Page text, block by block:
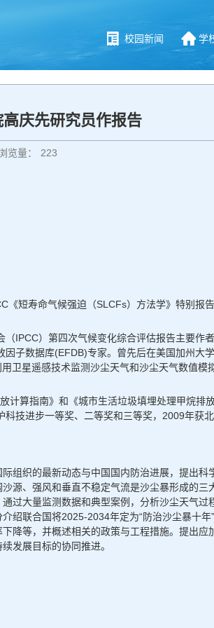
校园新闻 学
庆先研究员作报告
览量：
223
短寿命气候强迫（SLCFs）方法学》特别报
IPCC）第四次气候变化综合评估报告主要作
子数据库(EFDB)专家。曾先后在美国加州大
卫星遥感技术监测沙尘天气和沙尘天气数值模
计算指南》和《城市生活垃圾填埋处理甲烷排
技进步一等奖、二等奖和三等奖，2009年获北
组织的最新动态与中国国内防治进展，提出科
源、强风和垂直不稳定气流是沙尘暴形成的三
过大量监测数据和典型案例，分析沙尘天气过
绍联合国将2025-2034年定为“防治沙尘暴十年
降等，并概述相关的政策与工程措施。提出应
发展目标的协同推进。